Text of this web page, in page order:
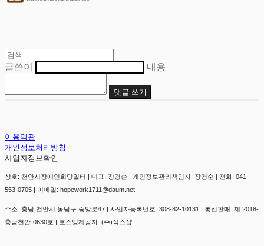
글쓴이 내용
댓글 쓰기
이용약관
개인정보처리방침
사업자정보확인
상호: 천안시장애인희망일터 | 대표: 장경순 | 개인정보관리책임자: 장경순 | 전화: 041-
553-0705 | 이메일: hopework1711@daum.net
주소: 충남 천안시 동남구 중앙로47 | 사업자등록번호: 308-82-10131 | 통신판매: 제 2018-
충남천안-0630호 | 호스팅제공자: (주)식스샵